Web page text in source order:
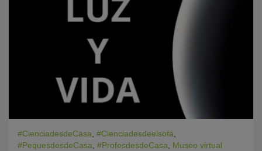
#CienciadesdeCasa, #Cienciadesdeelsofá,
#PequesdesdeCasa, #ProfesdesdeCasa, Museo virtual